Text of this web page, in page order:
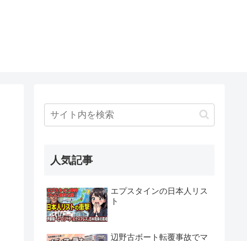
人気記事
エプスタインの日本人リス
ト
辺野古ボート転覆事故でマ